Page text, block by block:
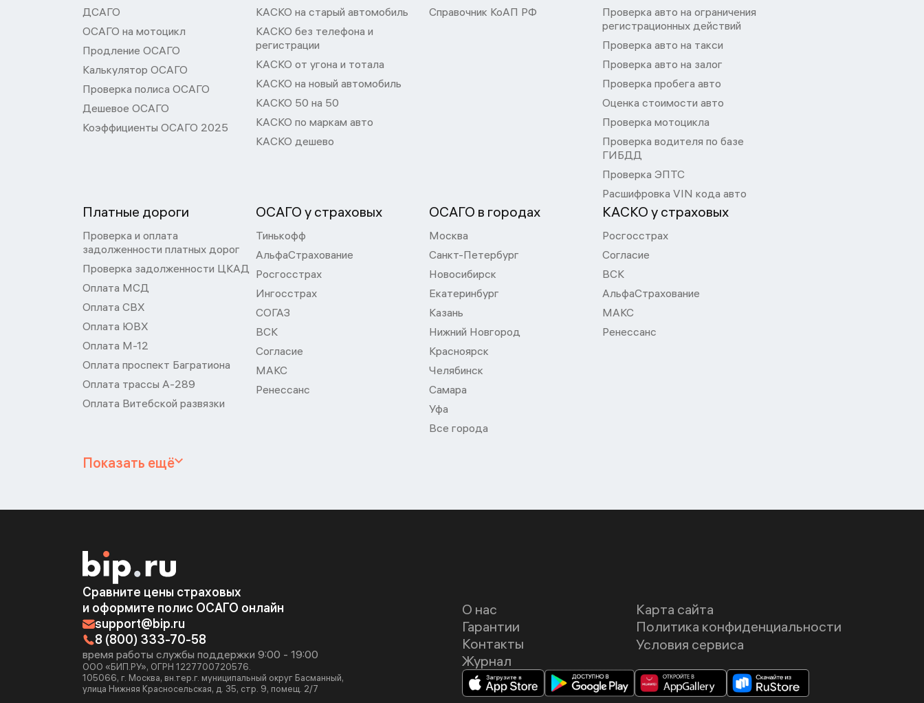
ДСАГО
ОСАГО на мотоцикл
Продление ОСАГО
Калькулятор ОСАГО
Проверка полиса ОСАГО
Дешевое ОСАГО
Коэффициенты ОСАГО 2025
КАСКО на старый автомобиль
КАСКО без телефона и
регистрации
КАСКО от угона и тотала
КАСКО на новый автомобиль
КАСКО 50 на 50
КАСКО по маркам авто
КАСКО дешево
Справочник КоАП РФ
Проверка авто на ограничения
регистрационных действий
Проверка авто на такси
Проверка авто на залог
Проверка пробега авто
Оценка стоимости авто
Проверка мотоцикла
Проверка водителя по базе
ГИБДД
Проверка ЭПТС
Расшифровка VIN кода авто
Платные дороги
Проверка и оплата
задолженности платных дорог
Проверка задолженности ЦКАД
Оплата МСД
Оплата СВХ
Оплата ЮВХ
Оплата М-12
Оплата проспект Багратиона
Оплата трассы А-289
Оплата Витебской развязки
ОСАГО у страховых
Тинькофф
АльфаСтрахование
Росгосстрах
Ингосстрах
СОГАЗ
ВСК
Согласие
МАКС
Ренессанс
ОСАГО в городах
Москва
Санкт-Петербург
Новосибирск
Екатеринбург
Казань
Нижний Новгород
Красноярск
Челябинск
Самара
Уфа
Все города
КАСКО у страховых
Росгосстрах
Согласие
ВСК
АльфаСтрахование
МАКС
Ренессанс
Показать ещё
Сравните цены страховых
и оформите полис ОСАГО онлайн
support@bip.ru
8 (800) 333-70-58
время работы службы поддержки 9:00 - 19:00
ООО «БИП.РУ», ОГРН 1227700720576.
105066, г. Москва, вн.тер.г. муниципальный округ Басманный,
улица Нижняя Красносельская, д. 35, стр. 9, помещ. 2/7
О нас
Гарантии
Контакты
Журнал
Карта сайта
Политика конфиденциальности
Условия сервиса